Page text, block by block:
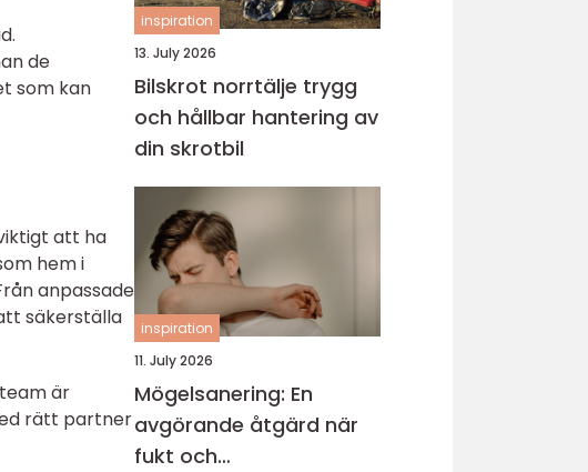
de
som kan
att ha
hem i
anpassade
säkerställa
är
rätt partner
inspiration
13. July 2026
Bilskrot norrtälje trygg
och hållbar hantering av
din skrotbil
inspiration
11. July 2026
Mögelsanering: En
avgörande åtgärd när
fukt och